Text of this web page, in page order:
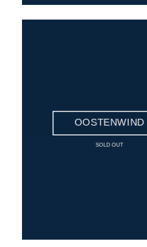
OOSTENWIND
SOLD OUT